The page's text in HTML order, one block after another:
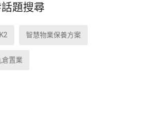
題搜尋
智慧物業保養方案
倉置業